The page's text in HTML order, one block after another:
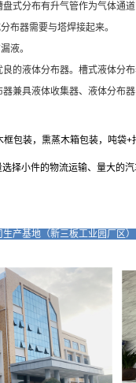
盘式分布有升气管作为气体通
布器需要与塔焊接起来。
液。
的液体分布器。槽式液体分
兼具液体收集器、液体分布
框包装，熏蒸木箱包装，吨袋
择小件的物流运输、量大的
产基地（新三板工业园厂区